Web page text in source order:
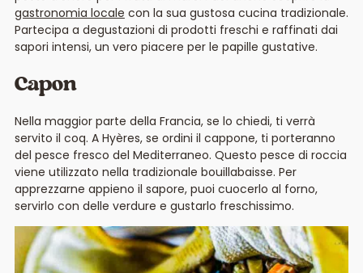
gastronomia locale con la sua gustosa cucina tradizionale.
Partecipa a degustazioni di prodotti freschi e raffinati dai
sapori intensi, un vero piacere per le papille gustative.
Capon
Nella maggior parte della Francia, se lo chiedi, ti verrà
servito il coq. A Hyères, se ordini il cappone, ti porteranno
del pesce fresco del Mediterraneo. Questo pesce di roccia
viene utilizzato nella tradizionale bouillabaisse. Per
apprezzarne appieno il sapore, puoi cuocerlo al forno,
servirlo con delle verdure e gustarlo freschissimo.